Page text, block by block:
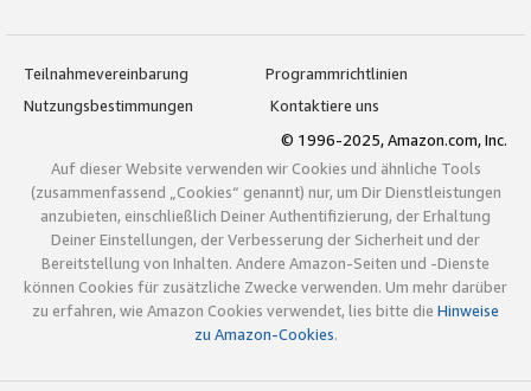
Teilnahmevereinbarung
Programmrichtlinien
Nutzungsbestimmungen
Kontaktiere uns
© 1996-2025, Amazon.com, Inc.
Auf dieser Website verwenden wir Cookies und ähnliche Tools
(zusammenfassend „Cookies“ genannt) nur, um Dir Dienstleistungen
anzubieten, einschließlich Deiner Authentifizierung, der Erhaltung
Deiner Einstellungen, der Verbesserung der Sicherheit und der
Bereitstellung von Inhalten. Andere Amazon-Seiten und -Dienste
können Cookies für zusätzliche Zwecke verwenden. Um mehr darüber
zu erfahren, wie Amazon Cookies verwendet, lies bitte die Hinweise
zu Amazon-Cookies.